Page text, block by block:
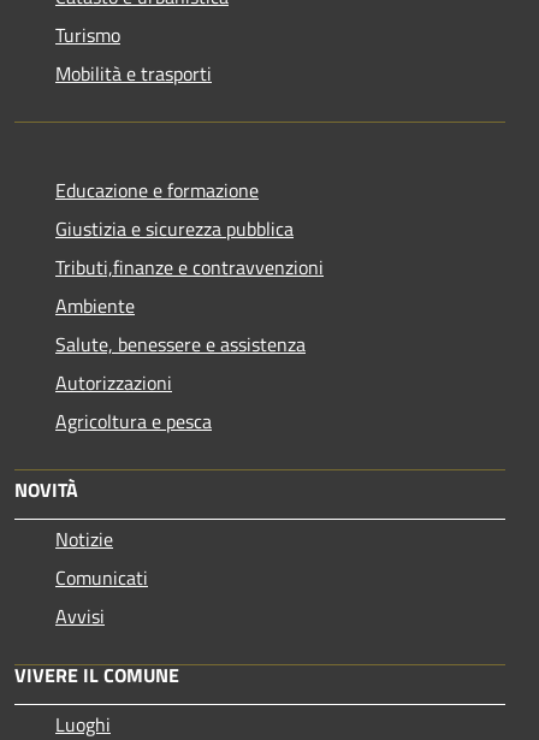
Turismo
Mobilità e trasporti
Educazione e formazione
Giustizia e sicurezza pubblica
Tributi,finanze e contravvenzioni
Ambiente
Salute, benessere e assistenza
Autorizzazioni
Agricoltura e pesca
NOVITÀ
Notizie
Comunicati
Avvisi
VIVERE IL COMUNE
Luoghi